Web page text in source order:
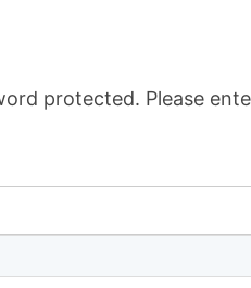
protected. Please